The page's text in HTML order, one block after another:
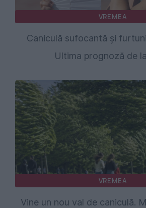
VREMEA
Caniculă sufocantă și
Ultima prognoză de
VREMEA
Vine un nou val de caniculă.